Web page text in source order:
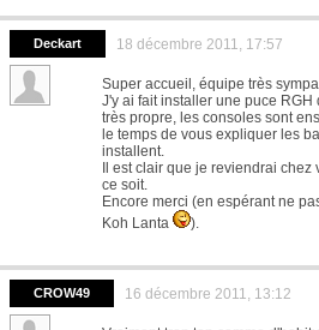
Deckart 18 décembre 2011, 17:57
Super accueil, équipe très
J'y ai fait installer une puce
très propre, les consoles sont
le temps de vous expliquer les
installent.
Il est clair que je reviendrai
ce soit.
Encore merci (en espérant ne
Koh Lanta
).
CROW49 16 décembre 2011, 13:12